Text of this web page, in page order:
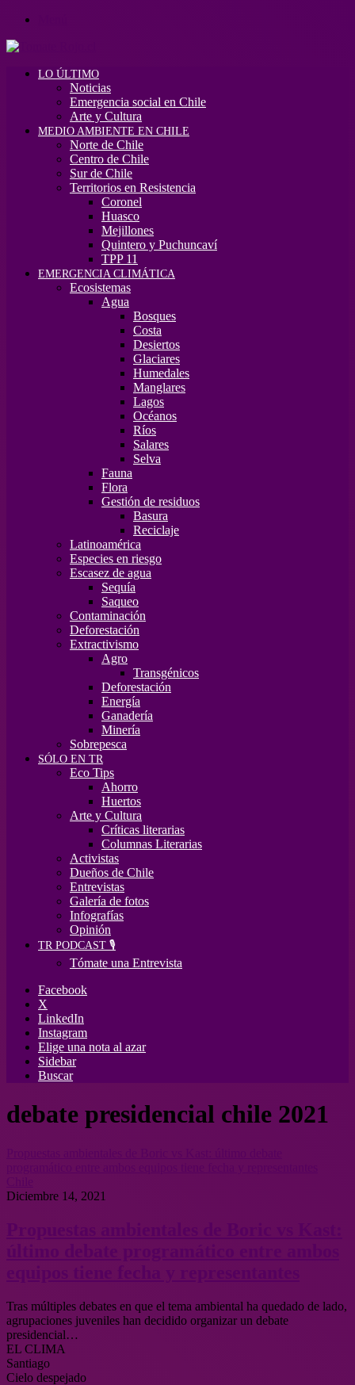
LO ÚLTIMO
Noticias
Emergencia social en Chile
Arte y Cultura
MEDIO AMBIENTE EN CHILE
Norte de Chile
Centro de Chile
Sur de Chile
Territorios en Resistencia
Coronel
Huasco
Mejillones
Quintero y Puchuncaví
TPP 11
EMERGENCIA CLIMÁTICA
Ecosistemas
Agua
Bosques
Costa
Desiertos
Glaciares
Humedales
Manglares
Lagos
Océanos
Ríos
Salares
Selva
Fauna
Flora
Gestión de residuos
Basura
Reciclaje
Latinoamérica
Especies en riesgo
Escasez de agua
Sequía
Saqueo
Contaminación
Deforestación
Extractivismo
Agro
Transgénicos
Deforestación
Energía
Ganadería
Minería
Sobrepesca
SÓLO EN TR
Eco Tips
Ahorro
Huertos
Arte y Cultura
Críticas literarias
Columnas Literarias
Activistas
Dueños de Chile
Entrevistas
Galería de fotos
Infografías
Opinión
TR PODCAST 🎙️
Tómate una Entrevista
Facebook
X
LinkedIn
Instagram
Elige una nota al azar
Sidebar
Buscar
debate presidencial chile 2021
Diciembre 14, 2021
Tras múltiples debates en que el tema ambiental ha quedado de lado,
agrupaciones juveniles han decidido organizar un debate
presidencial…
EL CLIMA
Santiago
Cielo despejado